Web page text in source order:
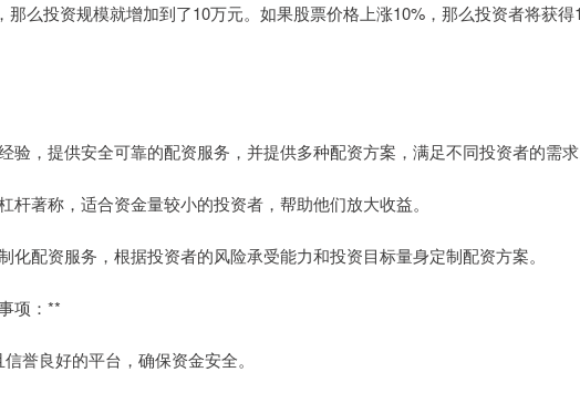
那么投资规模就增加到了10万元。如果股票价格上涨10%，那么投资者将获得
验，提供安全可靠的配资服务，并提供多种配资方案，满足不同投资者的需求
杆著称，适合资金量较小的投资者，帮助他们放大收益。
化配资服务，根据投资者的风险承受能力和投资目标量身定制配资方案。
项：**
誉良好的平台，确保资金安全。